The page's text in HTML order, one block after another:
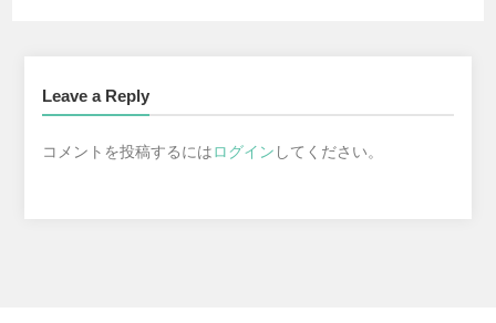
Leave a Reply
コメントを投稿するにはログイン してください。